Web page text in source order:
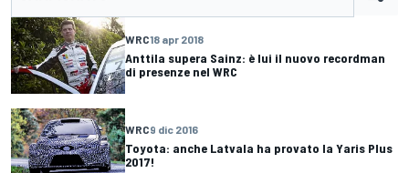
WRC18 apr 2018
Anttila supera Sainz: è lui il nuovo recordman
di presenze nel WRC
WRC9 dic 2016
Toyota: anche Latvala ha provato la Yaris Plus
2017!